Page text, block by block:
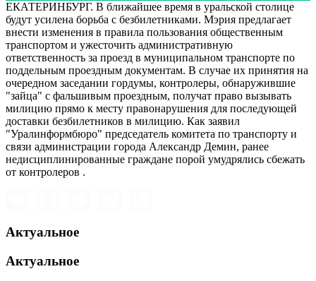
ЕКАТЕРИНБУРГ. В ближайшее время в уральской столице
будут усилена борьба с безбилетниками. Мэрия предлагает
внести изменения в правила пользования общественным
транспортом и ужесточить административную
ответственность за проезд в муниципальном транспорте по
поддельным проездным документам. В случае их принятия на
очередном заседании гордумы, контролеры, обнаружившие
"зайца" с фальшивым проездным, получат право вызывать
милицию прямо к месту правонарушения для последующей
доставки безбилетников в милицию. Как заявил
"Уралинформбюро" председатель комитета по транспорту и
связи администрации города Александр Демин, ранее
недисциплинированные граждане порой умудрялись сбежать
от контролеров .
Актуальное
Актуальное